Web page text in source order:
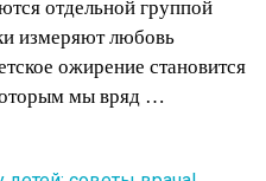
отдельной группой
измеряют любовь
ожирение становится
мы вряд …